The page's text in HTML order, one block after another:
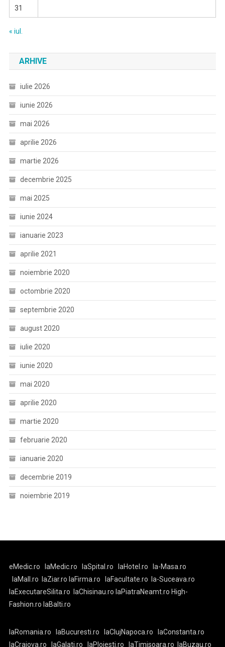
31
« iul.
ARHIVE
iulie 2026
iunie 2026
mai 2026
aprilie 2026
martie 2026
decembrie 2025
mai 2025
iunie 2024
ianuarie 2023
aprilie 2021
noiembrie 2020
octombrie 2020
septembrie 2020
august 2020
iulie 2020
iunie 2020
mai 2020
aprilie 2020
martie 2020
februarie 2020
ianuarie 2020
decembrie 2019
noiembrie 2019
eMedic.ro laMedic.ro laSpital.ro laHotel.ro
la-Masa.ro
laMall.ro
laZiar.ro laFirma.ro laFacultate.ro
la-Suceava.ro
laExecutareSilita.ro
laChisinau.ro laPiatraNeamt.ro High-
Fashion.ro laBalti.ro
laRomania.ro laBucuresti.ro laClujNapoca.ro
laConstanta.ro
laCraiova.ro
laGalati.ro laPloiesti.ro laTimisoara.ro laBuzau.ro